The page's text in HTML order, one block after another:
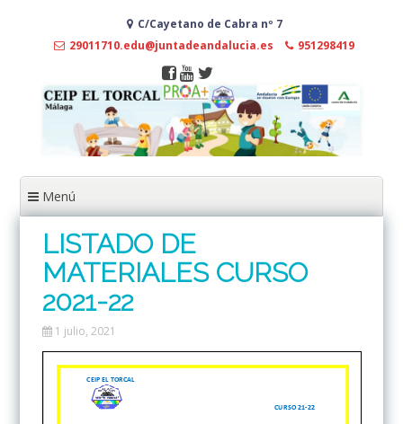
contenido
C/Cayetano de Cabra nº 7
29011710.edu@juntadeandalucia.es
951298419
Menú
LISTADO DE
MATERIALES CURSO
2021-22
1 julio, 2021